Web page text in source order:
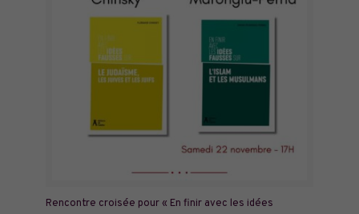
Rencontre croisée pour « En finir avec les idées